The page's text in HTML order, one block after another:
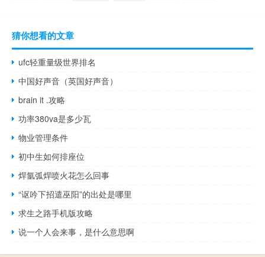
猜你想看的文章
ufc轻重量级世界排名
中国好声音（英国好声音）
brain it .攻略
功率380va是多少瓦
物业管理条件
初中生如何排座位
焊氩弧焊喷火花怎么回事
“讴吟下招遣巫阳”的出处是哪里
求生之路手机版攻略
说一个人会来事，是什么意思啊